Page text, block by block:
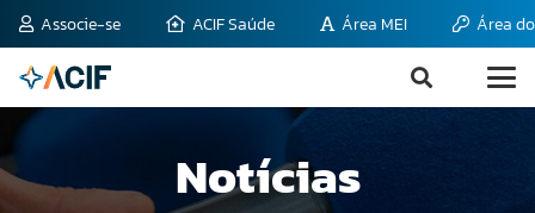
Associe-se ACIF Saúde Área MEI Área
Notícias